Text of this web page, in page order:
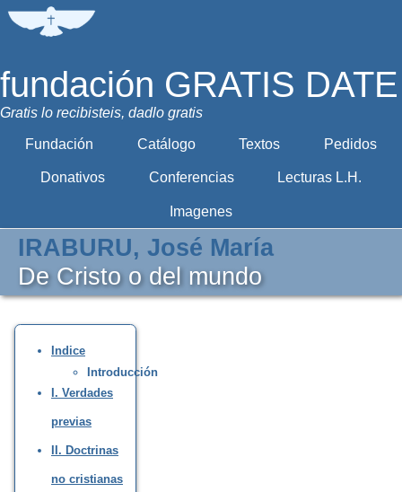
fundación GRATIS DATE
Gratis lo recibisteis, dadlo gratis
Fundación Catálogo Textos Pedidos
Donativos Conferencias Lecturas L.H.
Imagenes
IRABURU, José María
De Cristo o del mundo
Indice
Introducción
I. Verdades
previas
II. Doctrinas
no cristianas